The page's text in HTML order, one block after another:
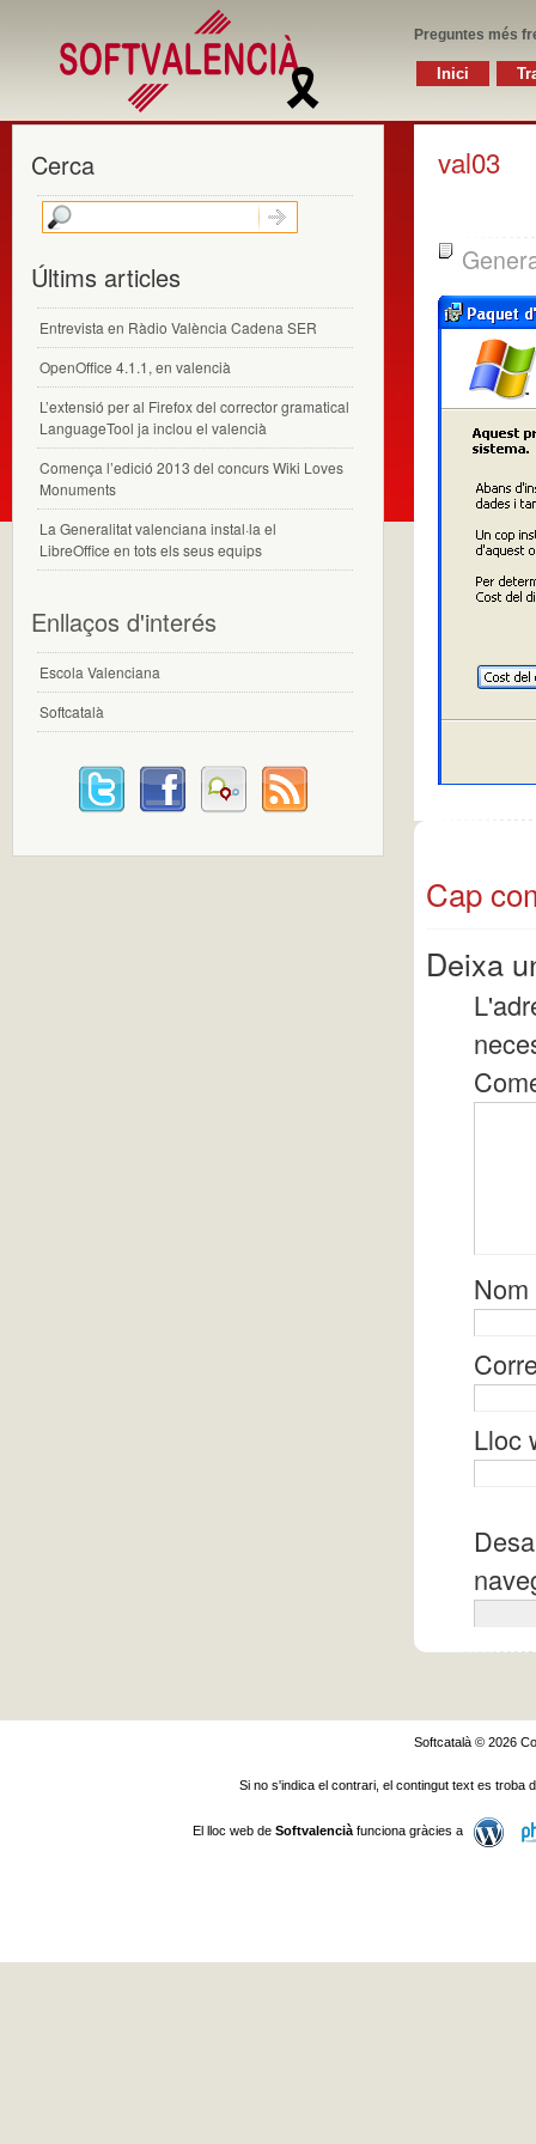
Preguntes més
Inici
val03
Cap
Deixa
Nom
Lloc
Cerca
Últims articles
Entrevista en Ràdio València Cadena SER
OpenOffice 4.1.1, en valencià
L’extensió per al Firefox del corrector gramatical
LanguageTool ja inclou el valencià
Comença l’edició 2013 del concurs Wiki Loves
Monuments
La Generalitat valenciana instal·la el
LibreOffice en tots els seus equips
Enllaços d'interés
Escola Valenciana
Softcatalà
Softcatalà © 2026
Si no s'indica el contrari, el contingut text es troba
El lloc web de Softvalenciàfunciona gràcies a